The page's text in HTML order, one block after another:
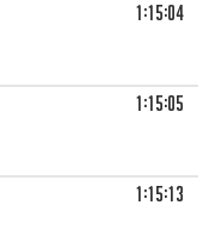
1:15:04
1:15:05
1:15:13